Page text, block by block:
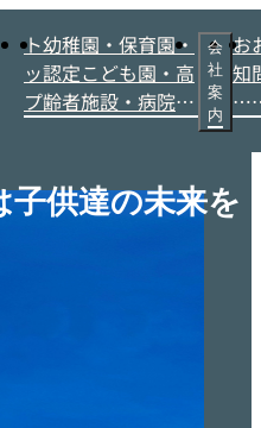
ト
ッ
プ
幼稚園・保育園・
認定こども園・高
齢者施設・病院施
法人） 建物の内
装・外装に関する
会
社
案
内
お
知
ら
供達の未来を